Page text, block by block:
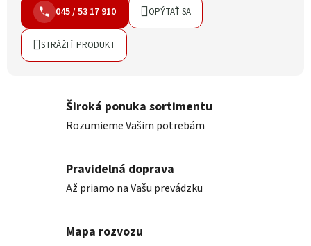
045 / 53 17 910 OPÝTAŤ SA
STRÁŽIŤ PRODUKT
Široká ponuka sortimentu
Rozumieme Vašim potrebám
Pravidelná doprava
Až priamo na Vašu prevádzku
Mapa rozvozu